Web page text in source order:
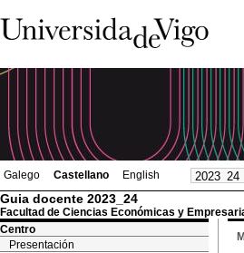
Galego Castellano English
Guia docente 2023_24
Facultad de Ciencias Económicas y
Centro
Presentación